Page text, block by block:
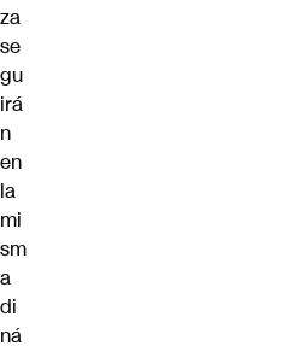
za
se
gu
irá
n
en
la
mi
sm
a
di
ná